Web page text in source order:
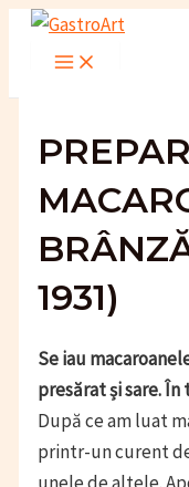
Skip
Main
1931)
Se iau
presărat și sare.
După ce am luat
printr-un curent